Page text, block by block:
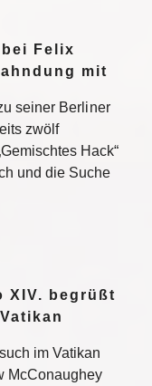
Felix
mit
seiner Berliner
zwölf
Hack“
und die Suche
XIV. begrüßt
im Vatikan
McConaughey